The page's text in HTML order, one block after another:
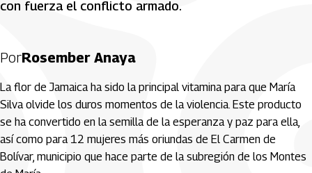
con fuerza el conflicto armado.
PorRosember Anaya
La flor de Jamaica ha sido la principal vitamina para que María
Silva olvide los duros momentos de la violencia. Este producto
se ha convertido en la semilla de la esperanza y paz para ella,
así como para 12 mujeres más oriundas de El Carmen de
Bolívar, municipio que hace parte de la subregión de los Montes